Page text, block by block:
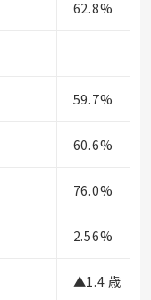
62.8%
59.7%
60.6%
76.0%
2.56%
▲1.4 歳